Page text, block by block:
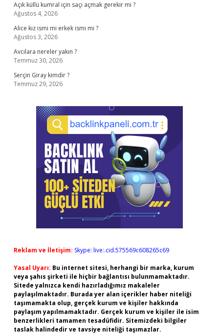
Açık küllü kumral için saçı açmak gerekir mi ?
Ağustos 4, 2026
Alice kız ismi mi erkek ismi mi ?
Ağustos 3, 2026
Avcılara nereler yakın ?
Temmuz 30, 2026
Serçin Giray kimdir ?
Temmuz 29, 2026
Reklam ve İletişim: Skype: live:.cid.575569c608265c69
Yasal Uyarı: Bu internet sitesi, herhangi bir marka, kurum
veya şahıs şirketi ile hiçbir bağlantısı bulunmamaktadır.
Sitede yalnızca kendi hazırladığımız makaleler
paylaşılmaktadır. Burada yer alan içerikler haber niteliği
taşımamakta olup, gerçek kurum ve kişiler hakkında
paylaşım yapılmamaktadır. Gerçek kurum ve kişiler ile isim
benzerlikleri tamamen tesadüfidir. Sitemizdeki bilgiler
taslak halindedir ve tavsiye niteliği taşımazlar.